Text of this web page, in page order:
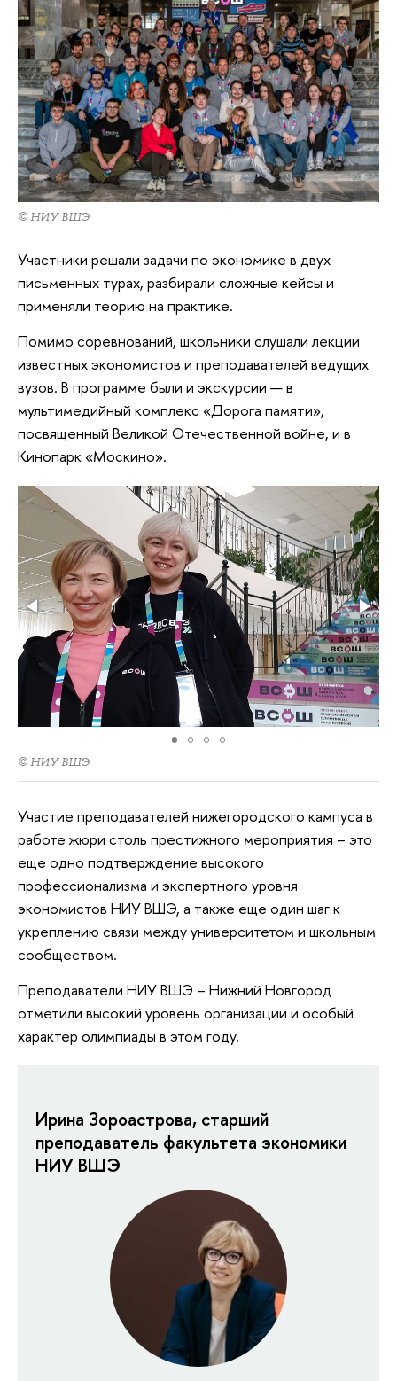
© НИУ ВШЭ
Участники решали задачи по экономике в двух
письменных турах, разбирали сложные кейсы и
применяли теорию на практике.
Помимо соревнований, школьники слушали лекции
известных экономистов и преподавателей ведущих
вузов. В программе были и экскурсии — в
мультимедийный комплекс «Дорога памяти»,
посвященный Великой Отечественной войне, и в
Кинопарк «Москино».
© НИУ ВШЭ
Участие преподавателей нижегородского кампуса в
работе жюри столь престижного мероприятия – это
еще одно подтверждение высокого
профессионализма и экспертного уровня
экономистов НИУ ВШЭ, а также еще один шаг к
укреплению связи между университетом и школьным
сообществом.
Преподаватели НИУ ВШЭ – Нижний Новгород
отметили высокий уровень организации и особый
характер олимпиады в этом году.
Ирина Зороастрова, старший
преподаватель факультета экономики
НИУ ВШЭ